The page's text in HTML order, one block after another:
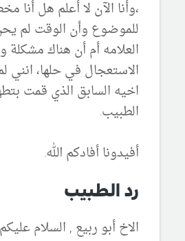
،وأنا الآن لا أعلم هل أنا
للموضوع وأن الوقت لم
العلامه أم أن هناك
الاستعجال في حلها، انني
اخيه السابق الذي قمت
الطبيب.
أفيدونا أفادكم الله.
رد الطبيب
الاخ أبو ربيع , السلام